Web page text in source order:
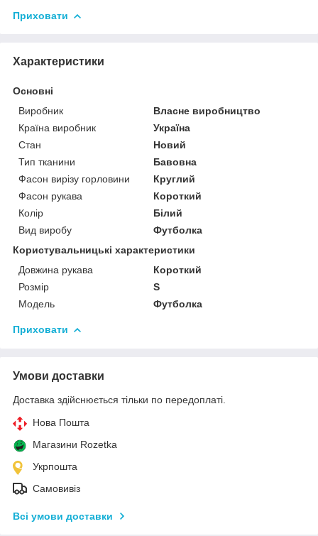
Приховати
Характеристики
Основні
Виробник
Власне виробництво
Країна виробник
Україна
Стан
Новий
Тип тканини
Бавовна
Фасон вирізу горловини
Круглий
Фасон рукава
Короткий
Колір
Білий
Вид виробу
Футболка
Користувальницькі характеристики
Довжина рукава
Короткий
Розмір
S
Модель
Футболка
Приховати
Умови доставки
Доставка здійснюється тільки по передоплаті.
Нова Пошта
Магазини Rozetka
Укрпошта
Самовивіз
Всі умови доставки